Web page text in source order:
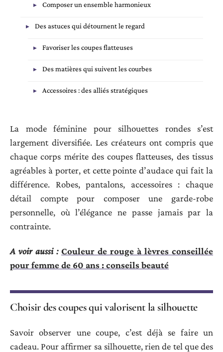
Composer un ensemble harmonieux
Des astuces qui détournent le regard
Favoriser les coupes flatteuses
Des matières qui suivent les courbes
Accessoires : des alliés stratégiques
La mode féminine pour silhouettes rondes s’est
largement diversifiée. Les créateurs ont compris que
chaque corps mérite des coupes flatteuses, des tissus
agréables à porter, et cette pointe d’audace qui fait la
différence. Robes, pantalons, accessoires : chaque
détail compte pour composer une garde-robe
personnelle, où l’élégance ne passe jamais par la
contrainte.
A voir aussi : Couleur de rouge à lèvres conseillée
pour femme de 60 ans : conseils beauté
Choisir des coupes qui valorisent la silhouette
Savoir observer une coupe, c’est déjà se faire un
cadeau. Pour affirmer sa silhouette, rien de tel que des